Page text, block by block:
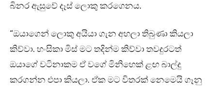
බිනර ඇසුවේ දෑස් ලොකු කරගෙනය.
“ඔයාගෙන් ලොකු අයියා ගැන අහලා තිබුණා කියලා
කිව්වා. හංසිකා මිස් මට තදින්ම කිව්වා තවදුරටත්
ඔයාගේ වටිනාකම ඒ වගේ මිනිහෙක් ළඟ බාල්දු
කරගන්න එපා කියලා. ඒක මට විතරක් නෙමෙයි ගෑනු